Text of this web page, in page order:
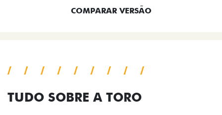
COMPARAR VERSÃO
TUDO SOBRE A TORO